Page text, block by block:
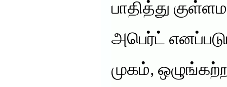
பாதித்து
அபெர்ட்
முகம்,